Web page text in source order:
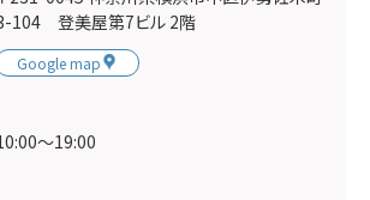
104 登美屋第7ビル 2階
Google map
〜19:00